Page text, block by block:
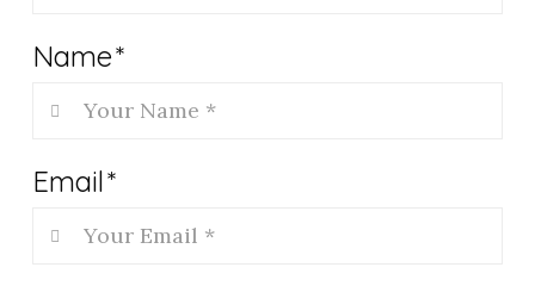
Name*
Email*